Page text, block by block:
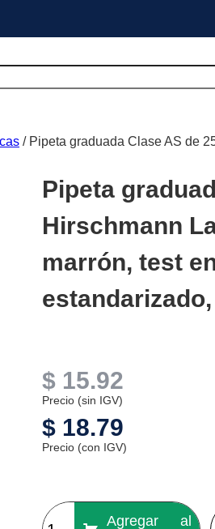
/ Pipeta graduada Clase AS de
Pipeta
Hirschmann
marrón, test
$ 15.92
Precio (sin IGV)
$ 18.79
Precio (con IGV)
Agregar al